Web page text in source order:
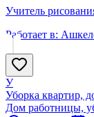
Учитель
Работает в:
У
Уборка квартир,
Дом работницы,